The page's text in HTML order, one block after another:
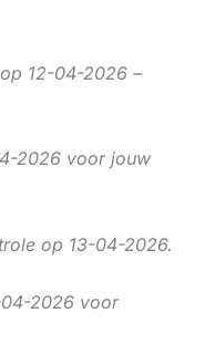
12-04-2026 –
2026 voor jouw
op 13-04-2026.
2026 voor